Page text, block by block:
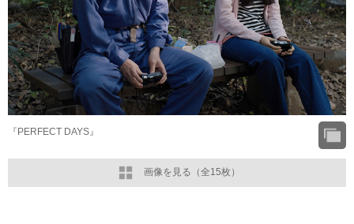
画像を見る（全15枚）
『PERFECT DAYS』